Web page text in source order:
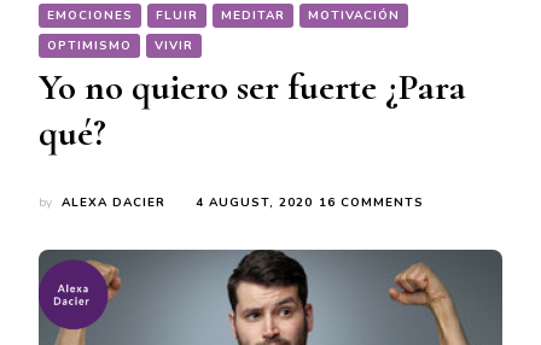
EMOCIONES
FLUIR MEDITAR
MOTIVACIÓN
OPTIMISMO
VIVIR
Yo no quiero ser fuerte ¿Para
qué?
by ALEXA DACIER 4 AUGUST, 2020 16 COMMENTS
QUIERO
SER
FUERTE
¿PARA